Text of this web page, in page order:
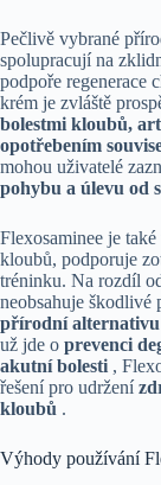
Pečlivě vybrané
spolupracují na
podpoře regenerace
krém je zvláště
bolestmi kloubů,
opotřebením
mohou uživatelé
pohybu a úlevu od
Flexosaminee je
kloubů, podporuje
tréninku. Na rozdíl
neobsahuje škodlivé
přírodní
už jde o prevenci
akutní bolesti ,
řešení pro udržení
kloubů .
Výhody používání